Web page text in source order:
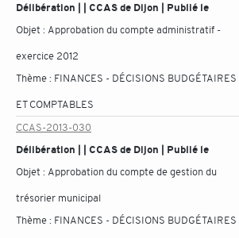
Délibération | | CCAS de Dijon | Publié le
Objet : Approbation du compte administratif -
exercice 2012
Thème : FINANCES - DÉCISIONS BUDGÉTAIRES
ET COMPTABLES
CCAS-2013-030
Délibération | | CCAS de Dijon | Publié le
Objet : Approbation du compte de gestion du
trésorier municipal
Thème : FINANCES - DÉCISIONS BUDGÉTAIRES